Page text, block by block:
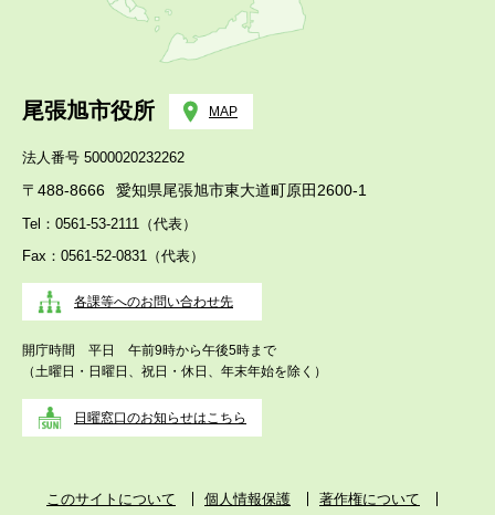
尾張旭市役所 MAP
法人番号 5000020232262
〒488-8666 愛知県尾張旭市東大道町原田2600-1
Tel：0561-53-2111（代表）
Fax：0561-52-0831（代表）
各課等へのお問い合わせ先
開庁時間 平日 午前9時から午後5時まで
（土曜日・日曜日、祝日・休日、年末年始を除く）
日曜窓口のお知らせはこちら
このサイトについて 個人情報保護
著作権について